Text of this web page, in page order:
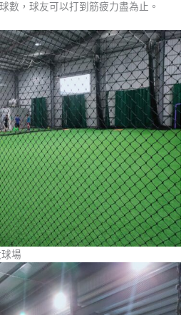
數，球友可以打到筋疲力盡為止。
場